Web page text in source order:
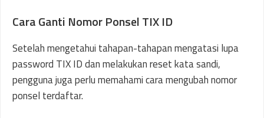
Cara Ganti Nomor Ponsel TIX ID
Setelah mengetahui tahapan-tahapan mengatasi lupa
password TIX ID dan melakukan reset kata sandi,
pengguna juga perlu memahami cara mengubah nomor
ponsel terdaftar.